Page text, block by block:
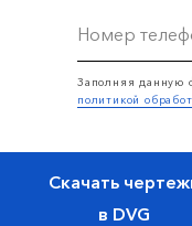
Заполняя данную
политикой
Скачать
в DVG